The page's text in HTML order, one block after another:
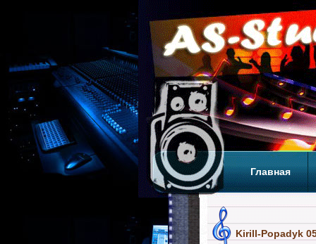
Главная
Kirill-Popadyk